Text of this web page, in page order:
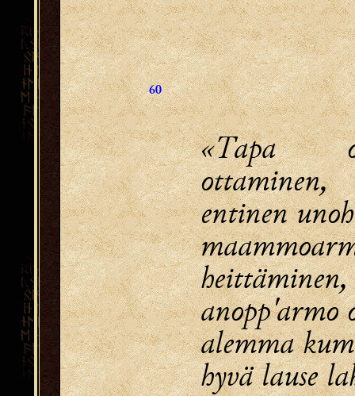
60
«Tapa
ottaminen,
entinen
heittäminen,
anopp'armo
alemma
hyvä lause